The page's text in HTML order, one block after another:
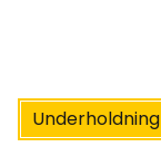
Underholdning